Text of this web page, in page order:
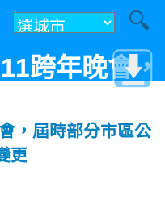
跨年晚會，
行車動線及
變更
，屆時部分市區公
更